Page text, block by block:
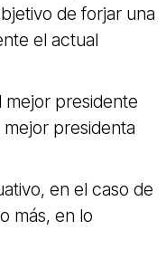
de forjar una
el actual
mejor presidente
presidenta
en el caso de
más, en lo